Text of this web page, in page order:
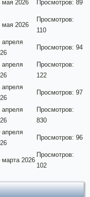
мая 2026 Просмотров: 89
мая 2026
Просмотров:
110
апреля
Просмотров: 94
апреля
Просмотров:
122
апреля
Просмотров: 97
апреля
Просмотров:
830
апреля
Просмотров: 96
марта 2026
Просмотров:
102